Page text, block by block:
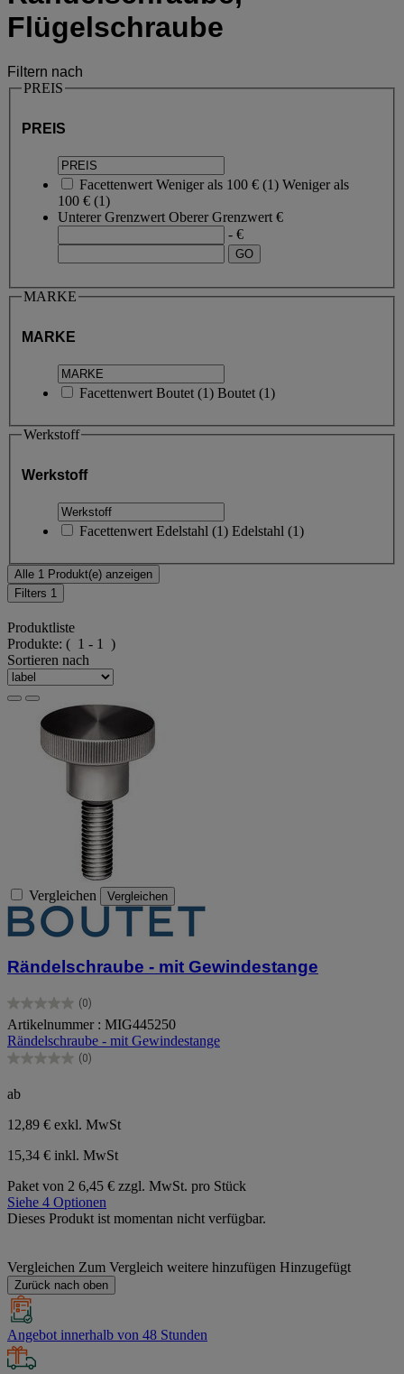
Flügelschraube
Filtern nach
PREIS
PREIS
Facettenwert Weniger als 100 € (1) Weniger als
100 € (1)
Unterer Grenzwert Oberer Grenzwert €
- €
MARKE
MARKE
Facettenwert Boutet (1) Boutet (1)
Werkstoff
Werkstoff
Facettenwert Edelstahl (1) Edelstahl (1)
Alle 1 Produkt(e) anzeigen
Filters 1
Produktliste
Produkte: ( 1 - 1 )
Sortieren nach
Vergleichen Vergleichen
Rändelschraube - mit Gewindestange
(0)
0.0
von
5
Sternen.
Artikelnummer : MIG445250
Rändelschraube - mit Gewindestange
(0)
0.0
5
ab
12,89 € exkl. MwSt
15,34 € inkl. MwSt
Paket von 2 6,45 € zzgl. MwSt. pro Stück
Siehe 4 Optionen
Dieses Produkt ist momentan nicht verfügbar.
Vergleichen Zum Vergleich weitere hinzufügen Hinzugefügt
Zurück nach oben
Angebot innerhalb von 48 Stunden